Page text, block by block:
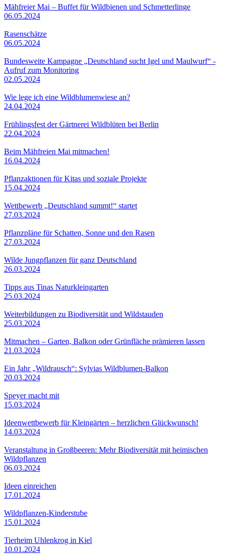
Mähfreier Mai – Buffet für Wildbienen und Schmetterlinge
06.05.2024
Rasenschätze
06.05.2024
Bundesweite Kampagne „Deutschland sucht Igel und Maulwurf“ -
Aufruf zum Monitoring
02.05.2024
Wie lege ich eine Wildblumenwiese an?
24.04.2024
Frühlingsfest der Gärtnerei Wildblüten bei Berlin
22.04.2024
Beim Mähfreien Mai mitmachen!
16.04.2024
Pflanzaktionen für Kitas und soziale Projekte
15.04.2024
Wettbewerb „Deutschland summt!“ startet
27.03.2024
Pflanzpläne für Schatten, Sonne und den Rasen
27.03.2024
Wilde Jungpflanzen für ganz Deutschland
26.03.2024
Tipps aus Tinas Naturkleingarten
25.03.2024
Weiterbildungen zu Biodiversität und Wildstauden
25.03.2024
Mitmachen – Garten, Balkon oder Grünfläche prämieren lassen
21.03.2024
Ein Jahr „Wildrausch“: Sylvias Wildblumen-Balkon
20.03.2024
Speyer macht mit
15.03.2024
Ideenwettbewerb für Kleingärten – herzlichen Glückwunsch!
14.03.2024
Veranstaltung in Großbeeren: Mehr Biodiversität mit heimischen
Wildpflanzen
06.03.2024
Ideen einreichen
17.01.2024
Wildpflanzen-Kinderstube
15.01.2024
Tierheim Uhlenkrog in Kiel
10.01.2024